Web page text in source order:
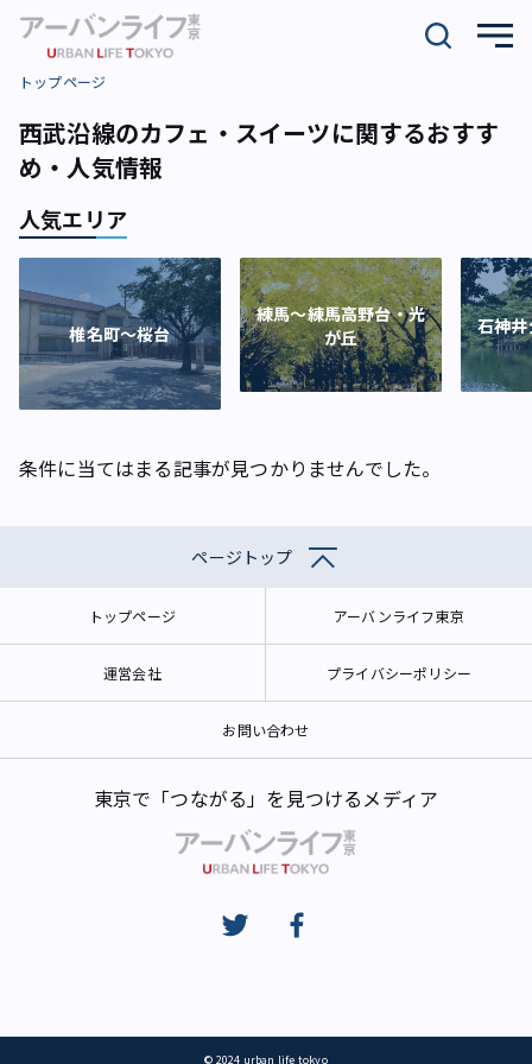
トップページ
西武沿線のカフェ・スイーツに関するおすす
め・人気情報
人気エリア
椎名町～桜台
練馬～練馬高野台・光
が丘
石神
条件に当てはまる記事が見つかりませんでした。
ページトップ
トップページ アーバンライフ東京
運営会社 プライバシーポリシー
お問い合わせ
東京で「つながる」を見つけるメディア
© 2024 urban life tokyo